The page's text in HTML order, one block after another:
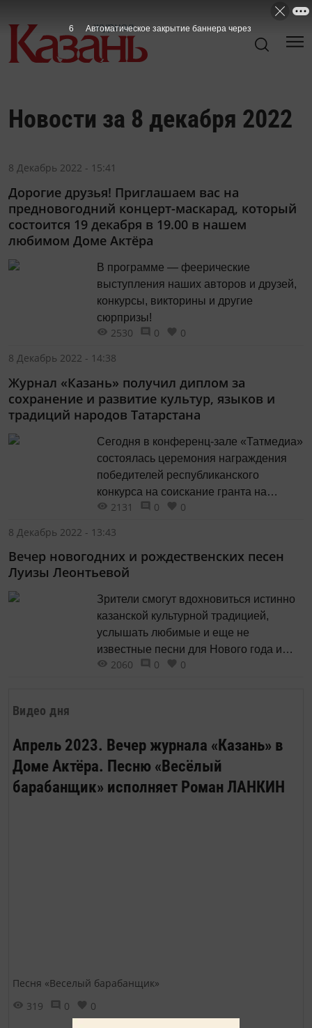
Видео дня
Апрель 2023. Вечер журнала «Казань» в
Доме Актёра. Песню «Весёлый
барабанщик» исполняет Роман ЛАНКИН
Песня «Веселый барабанщик»
319
0 0
Новости за 8 декабря 2022
8 Декабрь 2022 - 15:41
Дорогие друзья! Приглашаем вас на
предновогодний концерт-маскарад, который
состоится 19 декабря в 19.00 в нашем
любимом Доме Актёра
В программе — феерические
выступления наших авторов и друзей,
конкурсы, викторины и другие
сюрпризы!
2530 0
0
8 Декабрь 2022 - 14:38
Журнал «Казань» получил диплом за
сохранение и развитие культур, языков и
традиций народов Татарстана
Сегодня в конференц-зале «Татмедиа»
состоялась церемония награждения
победителей республиканского
конкурса на соискание гранта на
создание и распространение в СМИ
народов, проживающих в Республике
Татарстан.
2131 0
0
8 Декабрь 2022 - 13:43
Вечер новогодних и рождественских песен
Луизы Леонтьевой
Зрители смогут вдохновиться истинно
казанской культурной традицией,
услышать любимые и еще не
известные песни для Нового года и
Рождества в сопровождении оркестра.
2060 0 0
6 Автоматическое закрытие баннера через